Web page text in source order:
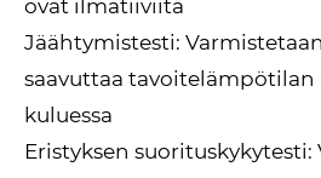
ovat ilmatiiviitä
Jäähtymistesti:
saavuttaa tavoitelämpötilan
kuluessa
Eristyksen